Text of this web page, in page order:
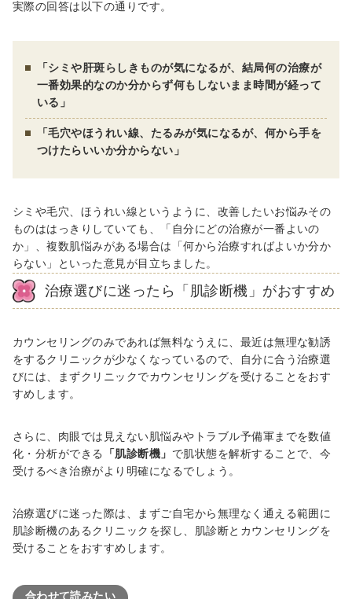
実際の回答は以下の通りです。
「シミや肝斑らしきものが気になるが、結局何の治療が
一番効果的なのか分からず何もしないまま時間が経って
いる」
「毛穴やほうれい線、たるみが気になるが、何から手を
つけたらいいか分からない」
シミや毛穴、ほうれい線というように、改善したいお悩みその
ものははっきりしていても、「自分にどの治療が一番よいの
か」、複数肌悩みがある場合は「何から治療すればよいか分か
らない」といった意見が目立ちました。
治療選びに迷ったら「肌診断機」がおすすめ
カウンセリングのみであれば無料なうえに、最近は無理な勧誘
をするクリニックが少なくなっているので、自分に合う治療選
びには、まずクリニックでカウンセリングを受けることをおす
すめします。
さらに、肉眼では見えない肌悩みやトラブル予備軍までを数値
化・分析ができる
「肌診断機」 で肌状態を解析することで、今
受けるべき治療がより明確になるでしょう。
治療選びに迷った際は、まずご自宅から無理なく通える範囲に
肌診断機のあるクリニックを探し、肌診断とカウンセリングを
受けることをおすすめします。
合わせて読みたい